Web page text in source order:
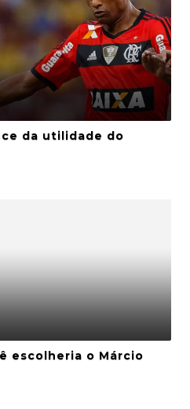
da utilidade do
escolheria o Márcio